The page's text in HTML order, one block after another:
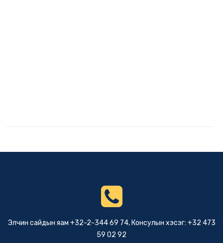
Элчин сайдын яам +32-2-344 69 74, Консулын хэсэг: +32 473
59 02 92